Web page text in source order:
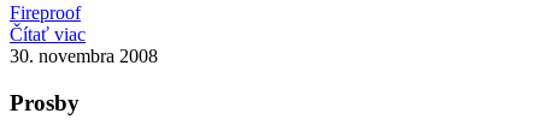
Fireproof
Čítať viac
30. novembra 2008
Prosby